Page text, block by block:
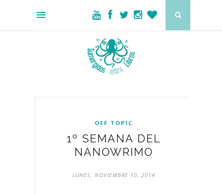
OFF TOPIC
1º SEMANA DEL
NANOWRIMO
LUNES, NOVIEMBRE 10, 2014